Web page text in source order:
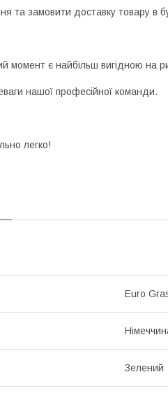
та замовити доставку товару в
момент є найбільш вигідною на
нашої професійної команди.
легко!
Euro
Зелений